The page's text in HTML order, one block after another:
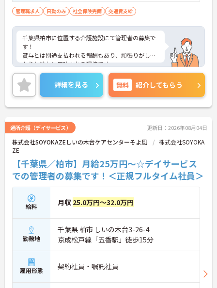
管理職求人 日勤のみ 社会保険完備 交通費支給
千葉県柏市に位置する介護施設にて管理者の募集で
す！
賞与とは別途支払われる報酬もあり、頑張りがしっ
かりと給与に反映される環境です。
ご興味ある方には、面接対策ポイントなど、さらに
詳細をお話しいたしますのでお気軽にご相談くださ
い！
詳細を見る 無料 紹介してもらう
通所介護（デイサービス） 更新日：2026年08月04日
株式会社SOYOKAZEしいの木台ケアセンターそよ風
株式会社SOYOKA
ZE
【千葉県／柏市】月給25万円～☆デイサービス
での管理者の募集です！＜正規フルタイム社員＞
給料 月収 25.0万円～32.0万円
勤務地
千葉県 柏市 しいの木台3-26-4
京成松戸線「五香駅」徒歩15分
雇用形態 契約社員・嘱託社員